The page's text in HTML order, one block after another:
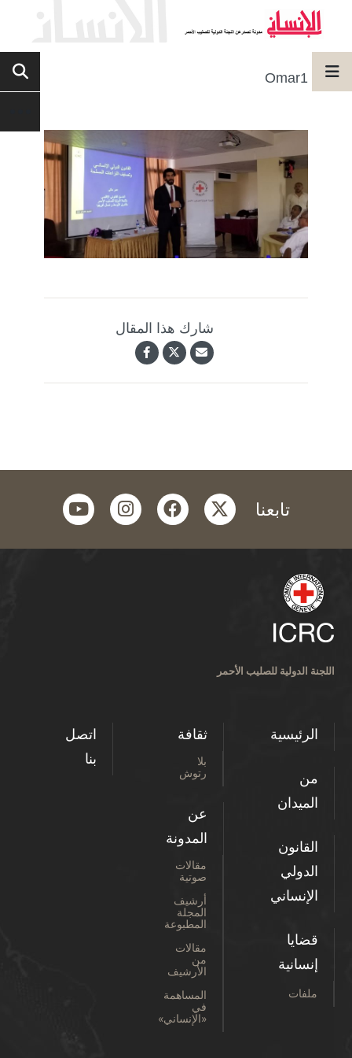
Omar1
شارك هذا المقال
تابعنا twitter
facebook
instagram
youtube
اللجنة الدولية للصليب الأحمر
الرئيسية
من
الميدان
القانون
الدولي
الإنساني
قضايا
إنسانية
ملفات
ثقافة
بلا
رتوش
عن
المدونة
مقالات
صوتية
أرشيف
المجلة
المطبوعة
مقالات
من
الأرشيف
المساهمة
في
«الإنساني»
اتصل
بنا